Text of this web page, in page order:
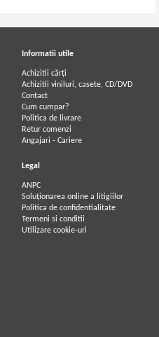
Informatii utile
Achizitii cărți
Achizitii viniluri, casete, CD/DVD
Contact
Cum cumpar?
Politica de livrare
Retur comenzi
Angajari - Cariere
Legal
ANPC
Soluționarea online a litigiilor
Politica de confidentialitate
Termeni si conditii
Utilizare cookie-uri